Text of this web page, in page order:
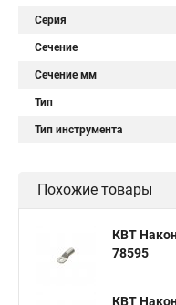
Серия
Сечение
Сечение мм
Тип
Тип инструмента
Похожие товары
КВТ
78595
КВТ